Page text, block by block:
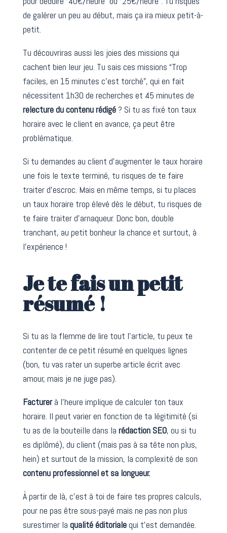
de galérer un peu au début, mais ça ira mieux petit-à-
petit.
Tu découvriras aussi les joies des missions qui
cachent bien leur jeu. Tu sais ces missions “Trop
faciles, en 15 minutes c’est torché”, qui en fait
nécessitent 1h30 de recherches et 45 minutes de
relecture du contenu rédigé? Si tu as fixé ton taux
horaire avec le client en avance, ça peut être
problématique.
Si tu demandes au client d’augmenter le taux horaire
une fois le texte terminé, tu risques de te faire
traiter d’escroc. Mais en même temps, si tu places
un taux horaire trop élevé dès le début, tu risques de
te faire traiter d’arnaqueur. Donc bon, double
tranchant, au petit bonheur la chance et surtout, à
l’expérience !
Je te fais un petit
résumé !
Si tu as la flemme de lire tout l’article, tu peux te
contenter de ce petit résumé en quelques lignes
(bon, tu vas rater un superbe article écrit avec
amour, mais je ne juge pas).
Facturerà l’heure implique de calculer ton taux
horaire. Il peut varier en fonction de ta légitimité (si
tu as de la bouteille dans la rédaction SEO, ou si tu
es diplômé), du client (mais pas à sa tête non plus,
hein) et surtout de la mission, la complexité de son
contenu professionnel et sa longueur.
À partir de là, c’est à toi de faire tes propres calculs,
pour ne pas être sous-payé mais ne pas non plus
surestimer la qualité éditorialequi t’est demandée.